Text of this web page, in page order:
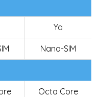
Ya
Nano-SIM
Octa Core